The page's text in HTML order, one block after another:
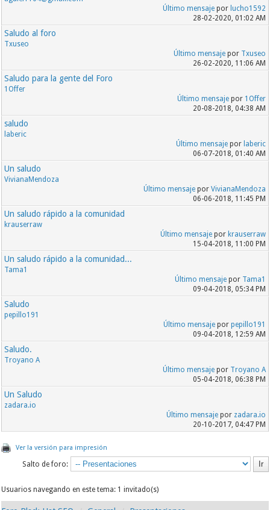
Último mensajepor lucho1592
28-02-2020, 01:02 AM
Saludo al foro
Txuseo
Último mensajepor Txuseo
26-02-2020, 11:06 AM
Saludo para la gente del Foro
1Offer
Último mensajepor 1Offer
20-08-2018, 04:38 AM
saludo
laberic
Último mensajepor laberic
06-07-2018, 01:40 AM
Un saludo
VivianaMendoza
Último mensajepor VivianaMendoza
06-06-2018, 11:45 PM
Un saludo rápido a la comunidad
krauserraw
Último mensajepor krauserraw
15-04-2018, 11:00 PM
Un saludo rápido a la comunidad...
Tama1
Último mensajepor Tama1
09-04-2018, 05:34 PM
Saludo
pepillo191
Último mensajepor pepillo191
09-04-2018, 12:59 AM
Saludo.
Troyano A
Último mensajepor Troyano A
05-04-2018, 06:38 PM
Un Saludo
zadara.io
Último mensajepor zadara.io
20-10-2017, 04:47 PM
Ver la versión para impresión
Salto de foro:
Usuarios navegando en este tema: 1 invitado(s)